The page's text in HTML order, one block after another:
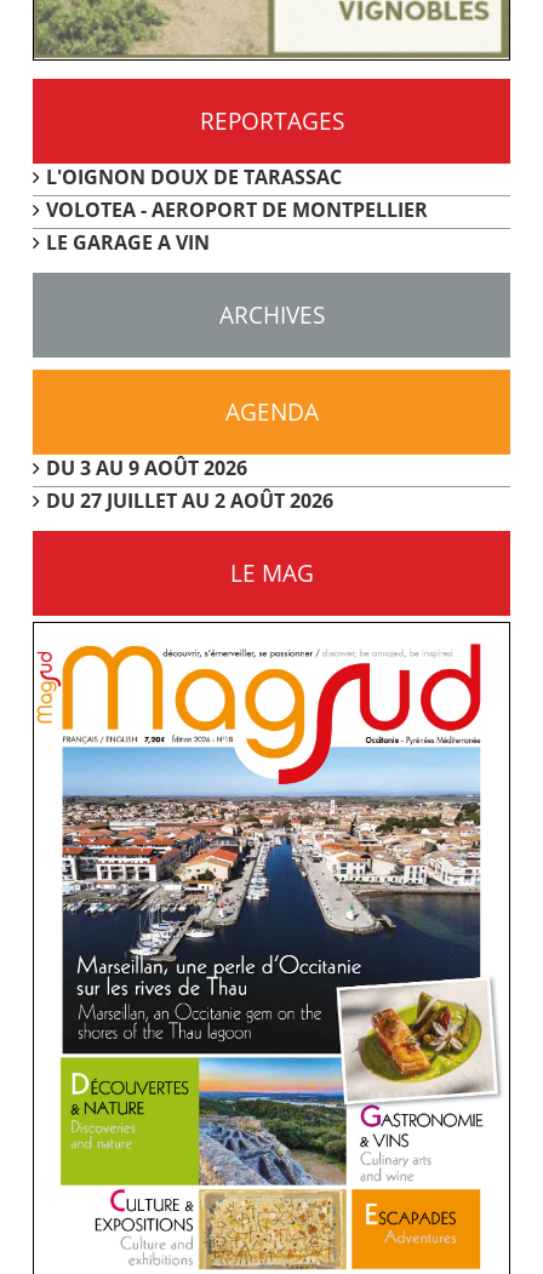
REPORTAGES
L'OIGNON DOUX DE TARASSAC
VOLOTEA - AEROPORT DE MONTPELLIER
LE GARAGE A VIN
ARCHIVES
AGENDA
DU 3 AU 9 AOÛT 2026
DU 27 JUILLET AU 2 AOÛT 2026
LE MAG